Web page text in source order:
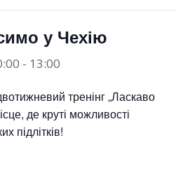
у Чехію
- 13:00
тренінг „Ласкаво
де круті можливості
підлітків!